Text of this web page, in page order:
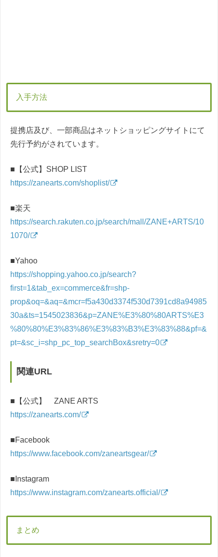
入手方法
提携店及び、一部商品はネットショッピングサイトにて
先行予約がされています。
■【公式】SHOP LIST
https://zanearts.com/shoplist/
■楽天
https://search.rakuten.co.jp/search/mall/ZANE+ARTS/10
1070/
■Yahoo
https://shopping.yahoo.co.jp/search?
first=1&tab_ex=commerce&fr=shp-
prop&oq=&aq=&mcr=f5a430d3374f530d7391cd8a94985
30a&ts=1545023836&p=ZANE%E3%80%80ARTS%E3
%80%80%E3%83%86%E3%83%B3%E3%83%88&pf=&
pt=&sc_i=shp_pc_top_searchBox&sretry=0
関連URL
■【公式】 ZANE ARTS
https://zanearts.com/
■Facebook
https://www.facebook.com/zaneartsgear/
■Instagram
https://www.instagram.com/zanearts.official/
まとめ